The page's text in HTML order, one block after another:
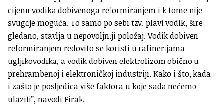
cijenu vodika dobivenoga reformiranjem i k tome nije
svugdje moguća. To samo po sebi tzv. plavi vodik, šire
gledano, stavlja u nepovoljniji položaj. Vodik dobiven
reformiranjem redovito se koristi u rafinerijama
ugljikovodika, a vodik dobiven elektrolizom obično u
prehrambenoj i elektroničkoj industriji. Kako i što, kada
i zašto je posljedica više faktora u koje sada nećemo
ulaziti”, navodi Firak.